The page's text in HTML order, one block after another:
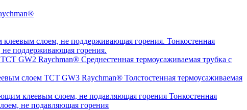
Тонкостенная
поддерживающая горения.
Среднестенная термоусаживаемая трубка c
Толстостенная термоусаживаемая
Тонкостенная
не подавляющая горения